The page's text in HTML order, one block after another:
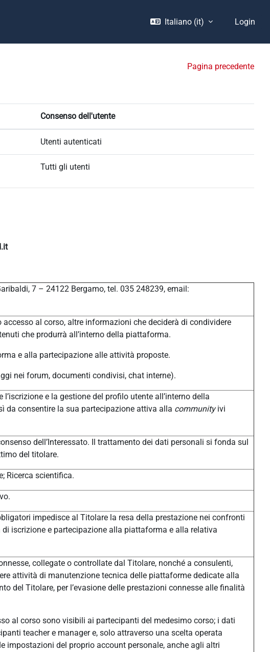
Italiano ‎(it)‎ Login
Pagina precedente
Consenso dell'utente
Utenti autenticati
Tutti gli utenti
7 – 24122 Bergamo, tel. 035 248239, email:
al corso, altre informazioni che deciderà di condividere
che produrrà all’interno della piattaforma.
e alla partecipazione alle attività proposte.
nei forum, documenti condivisi, chat interne).
e la gestione del profilo utente all’interno della
consentire la sua partecipazione attiva alla communityivi
dell’Interessato. Il trattamento dei dati personali si fonda sul
del titolare.
Ricerca scientifica.
impedisce al Titolare la resa della prestazione nei confronti
di iscrizione e partecipazione alla piattaforma e alla relativa
collegate o controllate dal Titolare, nonché a consulenti,
attività di manutenzione tecnica delle piattaforme dedicate alla
del Titolare, per l’evasione delle prestazioni connesse alle finalità
al corso sono visibili ai partecipanti del medesimo corso; i dati
teacher e manager e, solo attraverso una scelta operata
impostazioni del proprio account personale, anche agli altri